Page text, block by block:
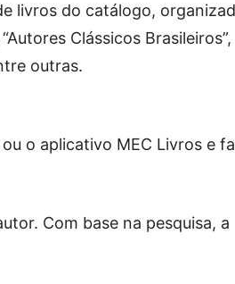
livros do catálogo,
Clássicos Brasileiros”,
outras.
o aplicativo MEC Livros e
Com base na pesquisa, a